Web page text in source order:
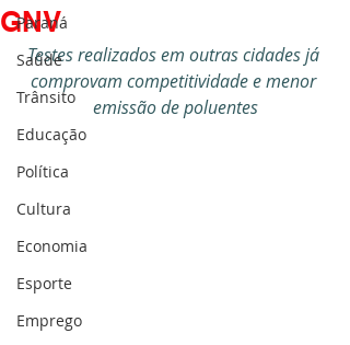
Paraná
Saúde
Trânsito
Educação
Política
Cultura
Economia
Esporte
Emprego
GNV
Testes realizados em outras cidades já
comprovam competitividade e menor
emissão de poluentes